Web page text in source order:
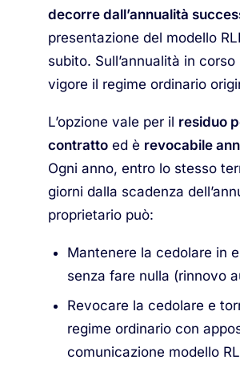
decorre dall’annualità
presentazione del modello
subito. Sull’annualità in corso
vigore il regime ordinario
L’opzione vale per il residuo
contratto ed è revocabile
Ogni anno, entro lo stesso
giorni dalla scadenza
proprietario può:
Mantenere la cedolare in
senza fare nulla (rinnovo
Revocare la cedolare e
regime ordinario con
comunicazione modello